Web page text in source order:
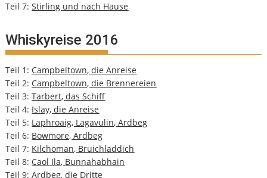
Teil 7:Stirling und nach Hause
Whiskyreise 2016
Teil 1: Campbeltown, die Anreise
Teil 2: Campbeltown, die Brennereien
Teil 3:Tarbert, das Schiff
Teil 4: Islay, die Anreise
Teil 5: Laphroaig, Lagavulin, Ardbeg
Teil 6: Bowmore, Ardbeg
Teil 7: Kilchoman, Bruichladdich
Teil 8: Caol Ila, Bunnahabhain
Teil 9:Ardbeg, die Dritte